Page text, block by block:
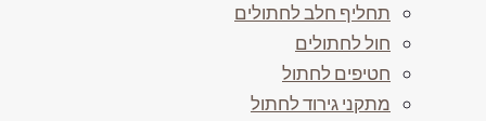
תחליף חלב לחתולים
חול לחתולים
חטיפים לחתול
מתקני גירוד לחתול